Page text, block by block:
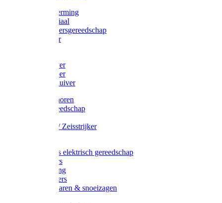
Kniebescherming
Afzetmateriaal
Stratenmakersgereedschap
Straathamer
Mestschuiver
Mestschraper
Sneeuwschuiver
Zeis toebehoren
Baggergereedschap
Wetstenen / Zeisstrijker
Accessoires elektrisch gereedschap
Grasmaaiers
Tuinreiniging
Robotmaaiers
Heggenscharen & snoeizagen